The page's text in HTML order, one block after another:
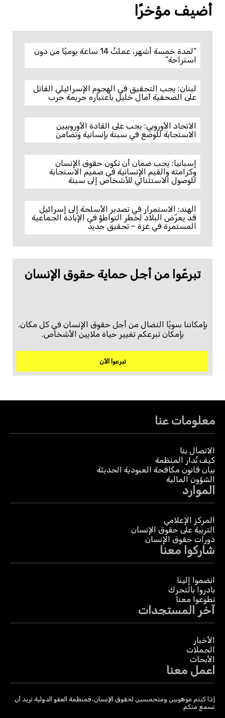
أضيف مؤخرًا
“لمدة خمسة أشهر، عملتُ 14 ساعة يوميًا من دون
استراحة”
لبنان: يجب التحقيق في الهجوم الإسرائيلي القاتل
على الصحفية آمال خليل باعتباره جريمة حرب
الاتحاد الأوروبي: يجب على القادة الأوروبيين
الاستجابة للوضع في سبتة بإنسانية وتضامن
إسبانيا: يجب ضمان أن تكون حقوق الإنسان
وكرامته والقيم الإنسانية في صميم الاستجابة
للوصول الاستثنائي للأشخاص إلى سبتة
الهند: الاستمرار في تصدير الأسلحة إلى إسرائيل
قد يعرّض البلاد لخطر التواطؤ في الإبادة الجماعية
المستمرة في غزة – تحقيق جديد
تبرعّوا من أجل حماية حقوق الإنسان
بإمكاننا سويًا النضال من أجل حقوق الإنسان في كل مكان.
بإمكان تبرعكم تغيير حياة ملايين الأشخاص.
تبرعوا الآن
معلومات عنا
الاتصال بنا
كيف تُدار المنظمة
بيان قانون مكافحة العبودية الحديثة
الشؤون المالية
الموارد
المركز الإعلامي
التربية على حقوق الإنسان
دورات حقوق الإنسان
شاركوا معنا
انضموا إلينا
بادروا بالتحرك
تطوعوا معنا
آخر المستجدات
الأخبار
الحملات
الأبحاث
اعمل معنا
إذا كنتم موهوبين ومتحمسين لحقوق الإنسان، فمنظمة العفو الدولية تريد أن
تسمع منكم.